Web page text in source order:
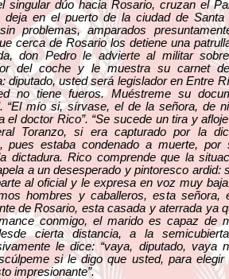
singular dúo hacia Rosario, cruzan el
deja en el puerto de la ciudad de
problemas, amparados
cerca de Rosario los detiene una
don Pedro le advierte al militar
del coche y le muestra su carnet
diputado, usted será legislador en Entre
no tiene fueros. Muéstreme su
“El mío si, sírvase, el de la señora, de
el doctor Rico”. “Se sucede un tira y
Toranzo, si era capturado por la
pues estaba condenado a muerte, por
dictadura. Rico comprende que la
a un desesperado y pintoresco ardid:
al oficial y le expresa en voz muy
hombres y caballeros, esta señora,
de Rosario, esta casada y aterrada ya
conmigo, el marido es capaz de
cierta distancia, a la
le dice: “vaya, diputado, vaya
si le digo que usted, para elegir
impresionante”.